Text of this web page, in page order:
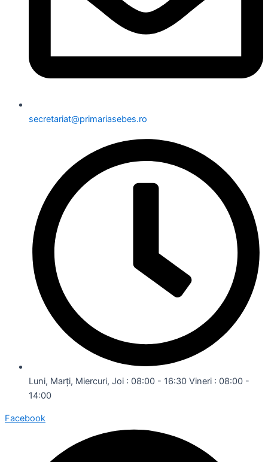
secretariat@primariasebes.ro
Luni, Marți, Miercuri, Joi : 08:00 - 16:30 Vineri : 08:00 -
14:00
Facebook